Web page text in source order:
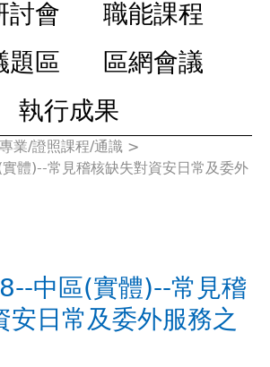
討會
職能課程
題區
區網會議
執行成果
專業/證照課程/通識 >
體)--常見稽核缺失對資安日常及委外
中區(實體)--常見稽
安日常及委外服務之